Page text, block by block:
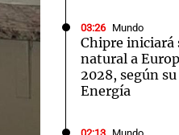
03:26 Mundo
Chipre iniciará
natural a
2028, según
Energía